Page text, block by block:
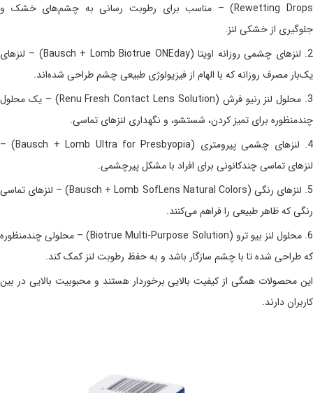
Rewetting Drops) – مناسب برای رطوبت رسانی به چشم‌های خشک و
جلوگیری از خشکی لنز.
2. لنزهای چشمی روزانه اویتا (Bausch + Lomb Biotrue ONEday) – لنزهای
یک‌بار مصرف روزانه که با الهام از فیزیولوژی طبیعی چشم طراحی شده‌اند.
3. محلول لنز رنیو فرش (Renu Fresh Contact Lens Solution) – یک محلول
چندمنظوره برای تمیز کردن، شستشو، و نگهداری لنزهای تماسی.
4. لنزهای چشمی پیرومتری (Bausch + Lomb Ultra for Presbyopia) –
لنزهای تماسی چندکانونی برای افراد با مشکل پیرچشمی.
5. لنزهای رنگی (Bausch + Lomb SofLens Natural Colors) – لنزهای تماسی
رنگی که ظاهر طبیعی را فراهم می‌کنند.
6. محلول لنز بیو ترو (Biotrue Multi-Purpose Solution) – محلولی چندمنظوره
که طراحی شده تا با چشم سازگار باشد و به حفظ رطوبت لنز کمک کند.
این محصولات همگی از کیفیت بالایی برخوردار هستند و محبوبیت بالایی در بین
کاربران دارند.